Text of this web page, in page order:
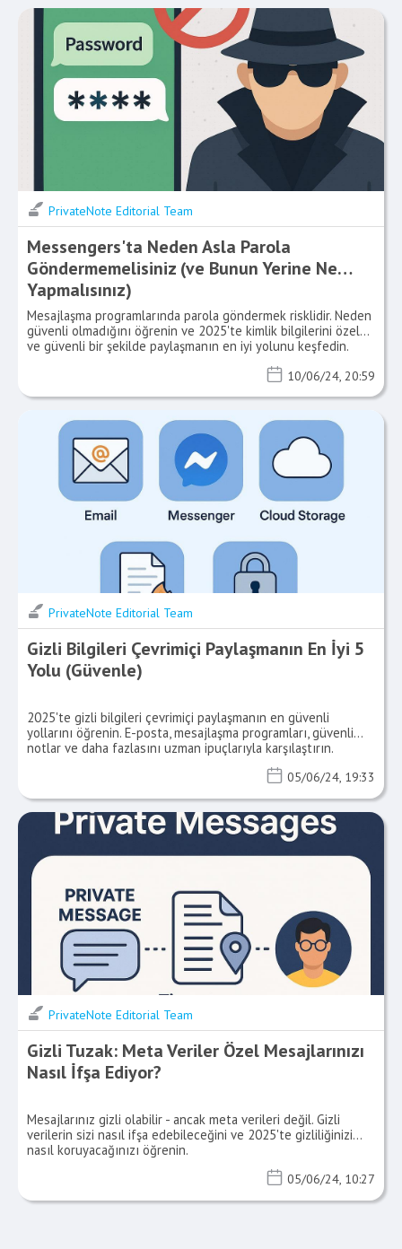
PrivateNote Editorial Team
Messengers'ta Neden Asla Parola
Göndermemelisiniz (ve Bunun Yerine Ne
Yapmalısınız)
Mesajlaşma programlarında parola göndermek risklidir. Neden
güvenli olmadığını öğrenin ve 2025'te kimlik bilgilerini özel
ve güvenli bir şekilde paylaşmanın en iyi yolunu keşfedin.
10/06/24, 20:59
PrivateNote Editorial Team
Gizli Bilgileri Çevrimiçi Paylaşmanın En İyi 5
Yolu (Güvenle)
2025'te gizli bilgileri çevrimiçi paylaşmanın en güvenli
yollarını öğrenin. E-posta, mesajlaşma programları, güvenli
notlar ve daha fazlasını uzman ipuçlarıyla karşılaştırın.
05/06/24, 19:33
PrivateNote Editorial Team
Gizli Tuzak: Meta Veriler Özel Mesajlarınızı
Nasıl İfşa Ediyor?
Mesajlarınız gizli olabilir - ancak meta verileri değil. Gizli
verilerin sizi nasıl ifşa edebileceğini ve 2025'te gizliliğinizi
nasıl koruyacağınızı öğrenin.
05/06/24, 10:27